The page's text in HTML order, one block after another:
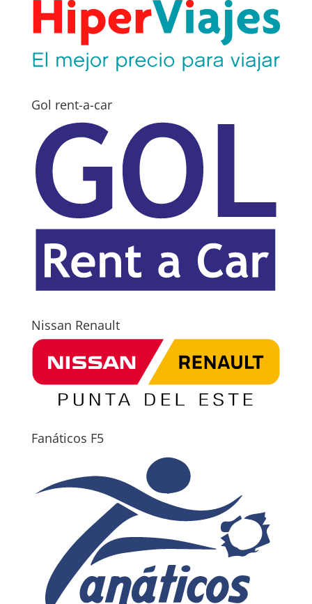
Gol rent-a-car
Nissan Renault
Fanáticos F5